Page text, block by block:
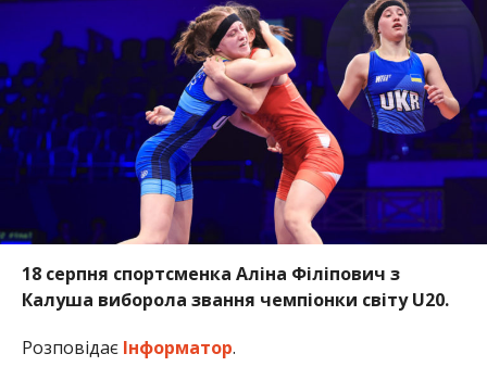
18 серпня спортсменка Аліна Філіпович з
Калуша виборола звання чемпіонки світу U20.
Розповідає Інформатор.